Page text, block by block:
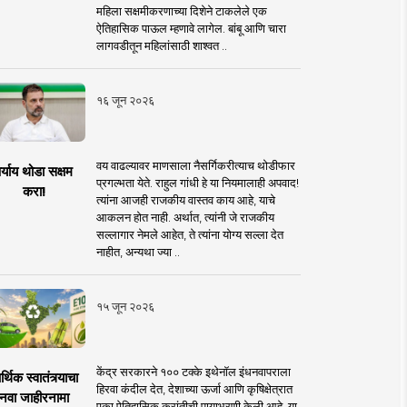
महिला सक्षमीकरणाच्या दिशेने टाकलेले एक
ऐतिहासिक पाऊल म्हणावे लागेल. बांबू आणि चारा
लागवडीतून महिलांसाठी शाश्वत ..
१६ जून २०२६
थोडा सक्षम
करा!
वय वाढल्यावर माणसाला नैसर्गिकरीत्याच थोडीफार
प्रगल्भता येते. राहुल गांधी हे या नियमालाही अपवाद!
त्यांना आजही राजकीय वास्तव काय आहे, याचे
आकलन होत नाही. अर्थात, त्यांनी जे राजकीय
सल्लागार नेमले आहेत, ते त्यांना योग्य सल्ला देत
नाहीत, अन्यथा ज्या ..
१५ जून २०२६
स्वातंत्र्याचा
जाहीरनामा
केंद्र सरकारने १०० टक्के इथेनॉल इंधनवापराला
हिरवा कंदील देत, देशाच्या ऊर्जा आणि कृषिक्षेत्रात